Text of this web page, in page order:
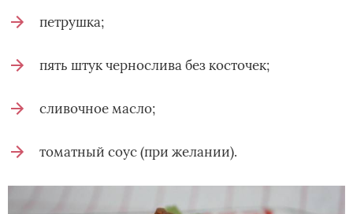
петрушка;
пять штук чернослива без косточек;
сливочное масло;
томатный соус (при желании).